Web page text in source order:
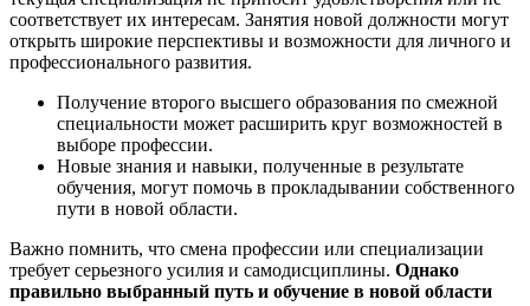
соответствует их интересам. Занятия новой должности могут
открыть широкие перспективы и возможности для личного и
профессионального развития.
Получение второго высшего образования по смежной
специальности может расширить круг возможностей в
выборе профессии.
Новые знания и навыки, полученные в результате
обучения, могут помочь в прокладывании собственного
пути в новой области.
Важно помнить, что смена профессии или специализации
требует серьезного усилия и самодисциплины. Однако
правильно выбранный путь и обучение в новой области